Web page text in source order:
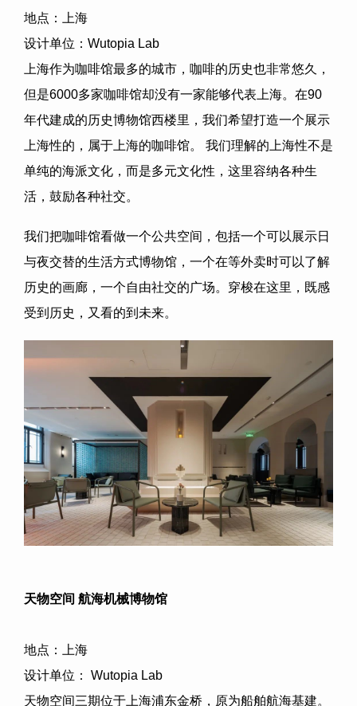
地点：上海
设计单位： Wutopia Lab
上海作为咖啡馆最多的城市，咖啡的历史也非常悠久，
但是6000多家咖啡馆却没有一家能够代表上海。在90
年代建成的历史博物馆西楼里，我们希望打造一个展示
上海性的，属于上海的咖啡馆。
我们理解的上海性不是
单纯的海派文化，而是多元文化性，这里容纳各种生
活，鼓励各种社交。
我们把咖啡馆看做一个公共空间，包括一个可以展示日
与夜交替的生活方式博物馆，一个在等外卖时可以了解
历史的画廊，一个自由社交的广场。穿梭在这里，既感
受到历史，又看的到未来。
天物空间 航海机械博物馆
地点：上海
设计单位：
Wutopia Lab
天物空间三期位于上海浦东金桥，原为船舶航海基建。